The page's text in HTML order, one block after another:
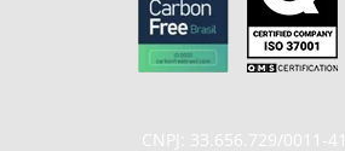
CNPJ: 33.656.729/0011-41